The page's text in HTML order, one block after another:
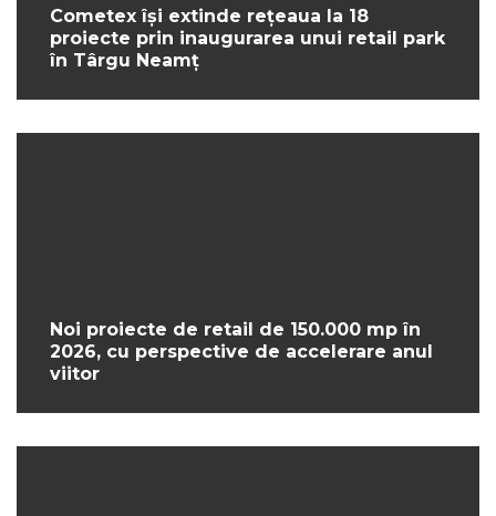
Cometex își extinde rețeaua la 18
proiecte prin inaugurarea unui retail park
în Târgu Neamț
Noi proiecte de retail de 150.000 mp în
2026, cu perspective de accelerare anul
viitor